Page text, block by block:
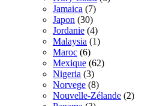
Jamaica (7)
Japon (30)
Jordanie (4)
Malaysia (1)
Maroc (6)
Mexique (62)
Nigeria (3)
Norvege (8)
Nouvelle-Zélande (2)